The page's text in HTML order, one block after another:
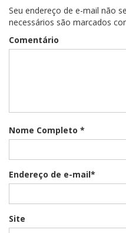
Seu endereço de e-mail não
necessários são marcados
Comentário
Nome Completo *
Endereço de e-mail*
Site